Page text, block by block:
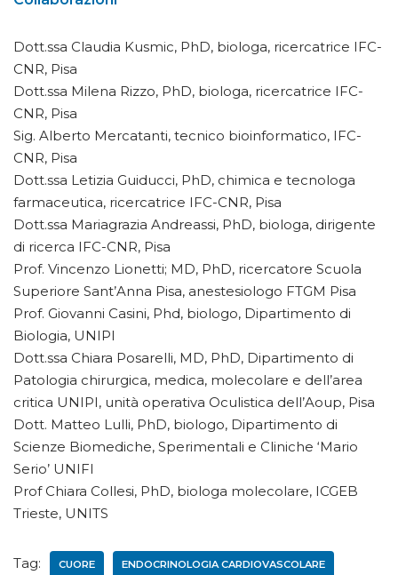
Dott.ssa Claudia Kusmic, PhD, biologa, ricercatrice IFC-
CNR, Pisa
Dott.ssa Milena Rizzo, PhD, biologa, ricercatrice IFC-
CNR, Pisa
Sig. Alberto Mercatanti, tecnico bioinformatico, IFC-
CNR, Pisa
Dott.ssa Letizia Guiducci, PhD, chimica e tecnologa
farmaceutica, ricercatrice IFC-CNR, Pisa
Dott.ssa Mariagrazia Andreassi, PhD, biologa, dirigente
di ricerca IFC-CNR, Pisa
Prof. Vincenzo Lionetti; MD, PhD, ricercatore Scuola
Superiore Sant’Anna Pisa, anestesiologo FTGM Pisa
Prof. Giovanni Casini, Phd, biologo, Dipartimento di
Biologia, UNIPI
Dott.ssa Chiara Posarelli, MD, PhD, Dipartimento di
Patologia chirurgica, medica, molecolare e dell’area
critica UNIPI, unità operativa Oculistica dell’Aoup, Pisa
Dott. Matteo Lulli, PhD, biologo, Dipartimento di
Scienze Biomediche, Sperimentali e Cliniche ‘Mario
Serio’ UNIFI
Prof Chiara Collesi, PhD, biologa molecolare, ICGEB
Trieste, UNITS
Tag: CUORE ENDOCRINOLOGIA CARDIOVASCOLARE